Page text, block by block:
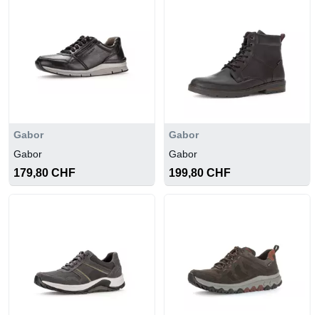
Gabor
Gabor
179,80 CHF
Gabor
Gabor
199,80 CHF